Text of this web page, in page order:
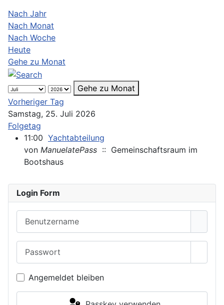
Nach Jahr
Nach Monat
Nach Woche
Heute
Gehe zu Monat
Gehe zu Monat
Vorheriger Tag
Samstag, 25. Juli 2026
Folgetag
11:00 Yachtabteilung
von ManuelatePass :: Gemeinschaftsraum im
Bootshaus
Login Form
Angemeldet bleiben